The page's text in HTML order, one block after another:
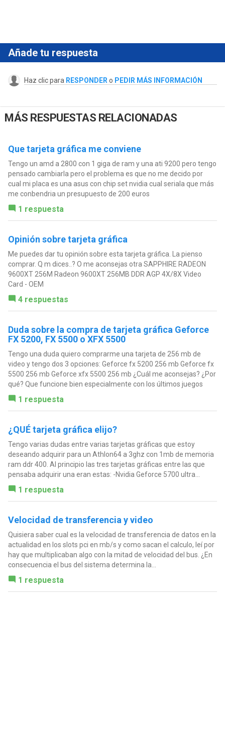
Añade tu respuesta
Haz clic para RESPONDER o PEDIR MÁS INFORMACIÓN
MÁS RESPUESTAS RELACIONADAS
Que tarjeta gráfica me conviene
Tengo un amd a 2800 con 1 giga de ram y una ati 9200 pero tengo
pensado cambiarla pero el problema es que no me decido por
cual mi placa es una asus con chip set nvidia cual seriala que más
me conbendria un presupuesto de 200 euros
1 respuesta
Opinión sobre tarjeta gráfica
Me puedes dar tu opinión sobre esta tarjeta gráfica. La pienso
comprar. Q m dices..? O me aconsejas otra SAPPHIRE RADEON
9600XT 256M Radeon 9600XT 256MB DDR AGP 4X/8X Video
Card - OEM
4 respuestas
Duda sobre la compra de tarjeta gráfica Geforce
FX 5200, FX 5500 o XFX 5500
Tengo una duda quiero comprarme una tarjeta de 256 mb de
video y tengo dos 3 opciones: Geforce fx 5200 256 mb Geforce fx
5500 256 mb Geforce xfx 5500 256 mb ¿Cuál me aconsejas? ¿Por
qué? Que funcione bien especialmente con los últimos juegos
1 respuesta
¿QUÉ tarjeta gráfica elijo?
Tengo varias dudas entre varias tarjetas gráficas que estoy
deseando adquirir para un Athlon64 a 3ghz con 1mb de memoria
ram ddr 400. Al principio las tres tarjetas gráficas entre las que
pensaba adquirir una eran estas: -Nvidia Geforce 5700 ultra...
1 respuesta
Velocidad de transferencia y video
Quisiera saber cual es la velocidad de transferencia de datos en la
actualidad en los slots pci en mb/s y como sacan el calculo, leí por
hay que multiplicaban algo con la mitad de velocidad del bus. ¿En
consecuencia el bus del sistema determina la...
1 respuesta